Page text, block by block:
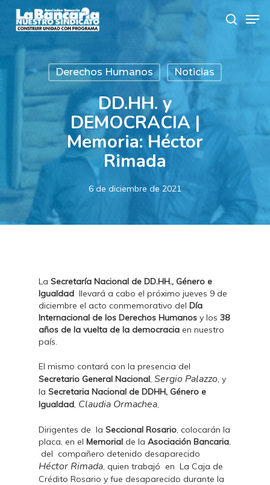
main
search
Derechos Humanos Noticias
DD.HH. y
DEMOCRACIA |
Memoria: Héctor
Rimada
6 de diciembre de 2021
La Secretaría Nacional de DD.HH., Género e
Igualdad llevará a cabo el próximo jueves 9 de
diciembre el acto conmemorativo del Día
Internacional de los Derechos Humanos y los 38
años de la vuelta de la democracia en nuestro
país.
El mismo contará con la presencia del
Secretario General Nacional, Sergio Palazzo, y
la Secretaria Nacional de DDHH, Género e
Igualdad, Claudia Ormachea,
Dirigentes de la Seccional Rosario, colocarán la
placa, en el Memorial de la Asociación Bancaria,
del compañero detenido desaparecido
Héctor Rimada, quien trabajó en La Caja de
Crédito Rosario y fue desaparecido durante la